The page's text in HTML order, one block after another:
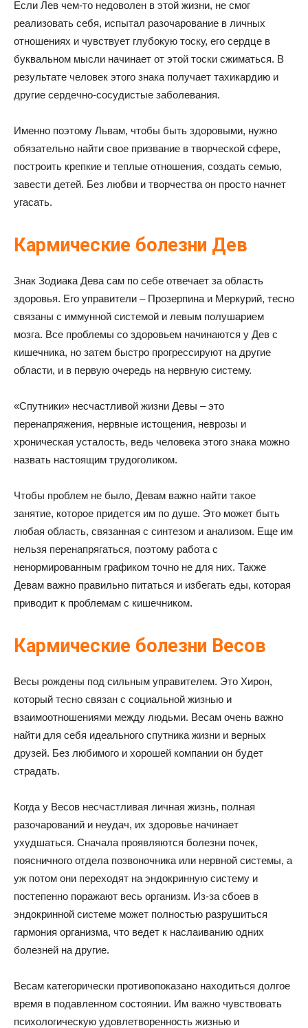
Если Лев чем-то недоволен в этой жизни, не смог
реализовать себя, испытал разочарование в личных
отношениях и чувствует глубокую тоску, его сердце в
буквальном мысли начинает от этой тоски сжиматься. В
результате человек этого знака получает тахикардию и
другие сердечно-сосудистые заболевания.
Именно поэтому Львам, чтобы быть здоровыми, нужно
обязательно найти свое призвание в творческой сфере,
построить крепкие и теплые отношения, создать семью,
завести детей. Без любви и творчества он просто начнет
угасать.
Кармические болезни Дев
Знак Зодиака Дева сам по себе отвечает за область
здоровья. Его управители – Прозерпина и Меркурий, тесно
связаны с иммунной системой и левым полушарием
мозга. Все проблемы со здоровьем начинаются у Дев с
кишечника, но затем быстро прогрессируют на другие
области, и в первую очередь на нервную систему.
«Спутники» несчастливой жизни Девы – это
перенапряжения, нервные истощения, неврозы и
хроническая усталость, ведь человека этого знака можно
назвать настоящим трудоголиком.
Чтобы проблем не было, Девам важно найти такое
занятие, которое придется им по душе. Это может быть
любая область, связанная с синтезом и анализом. Еще им
нельзя перенапрягаться, поэтому работа с
ненормированным графиком точно не для них. Также
Девам важно правильно питаться и избегать еды, которая
приводит к проблемам с кишечником.
Кармические болезни Весов
Весы рождены под сильным управителем. Это Хирон,
который тесно связан с социальной жизнью и
взаимоотношениями между людьми. Весам очень важно
найти для себя идеального спутника жизни и верных
друзей. Без любимого и хорошей компании он будет
страдать.
Когда у Весов несчастливая личная жизнь, полная
разочарований и неудач, их здоровье начинает
ухудшаться. Сначала проявляются болезни почек,
поясничного отдела позвоночника или нервной системы, а
уж потом они переходят на эндокринную систему и
постепенно поражают весь организм. Из-за сбоев в
эндокринной системе может полностью разрушиться
гармония организма, что ведет к наслаиванию одних
болезней на другие.
Весам категорически противопоказано находиться долгое
время в подавленном состоянии. Им важно чувствовать
психологическую удовлетворенность жизнью и